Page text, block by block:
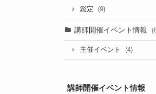
鑑定 (9)
講師開催イベント情報
主催イベント (4)
講師開催イベント情報